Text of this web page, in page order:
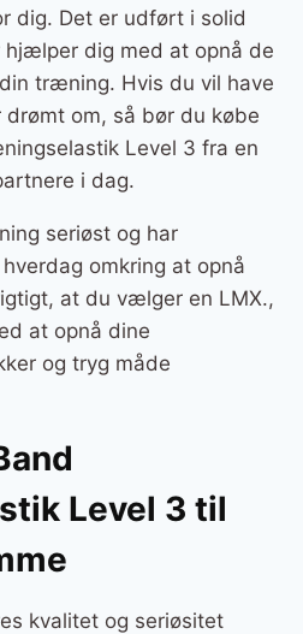
dig. Det er udført i solid
hjælper dig med at opnå de
træning. Hvis du vil have
om, så bør du købe
Level 3 fra en
i dag.
seriøst og har
omkring at opnå
at du vælger en LMX.,
at opnå dine
og tryg måde
Level 3 til
kvalitet og seriøsitet